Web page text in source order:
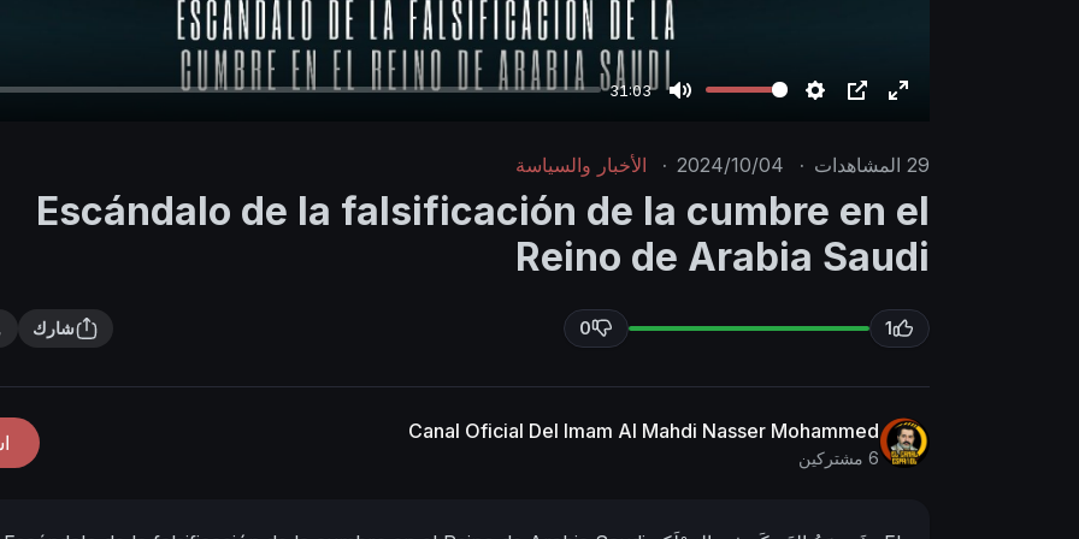
31:03
e
t
e
r
f
u
l
c
29 المشاهدات ·
2024/10/04
· الأخبار والسياسة
Escándalo de la falsificación de la cumbre en el
Reino de Arabia Saudi
1
0 شارك
Canal Oficial Del Imam Al Mahdi Nasser Mohammed
6 مشتركين